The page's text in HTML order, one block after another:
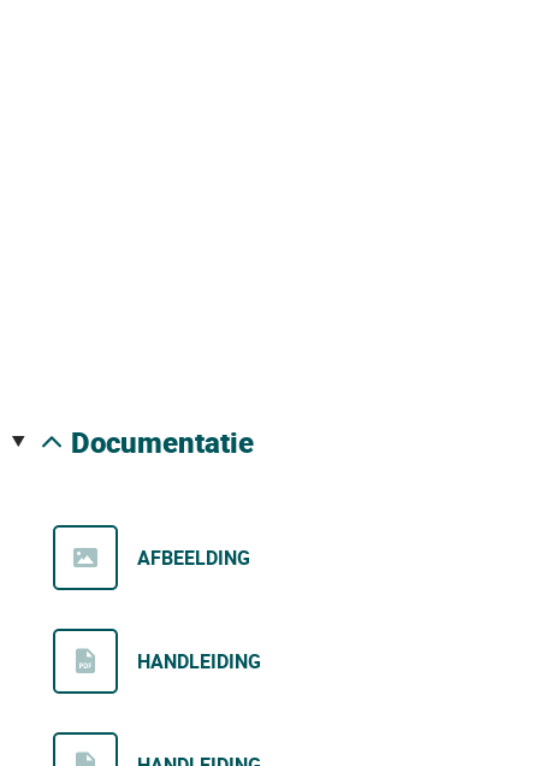
documentatie
AFBEELDING
HANDLEIDING